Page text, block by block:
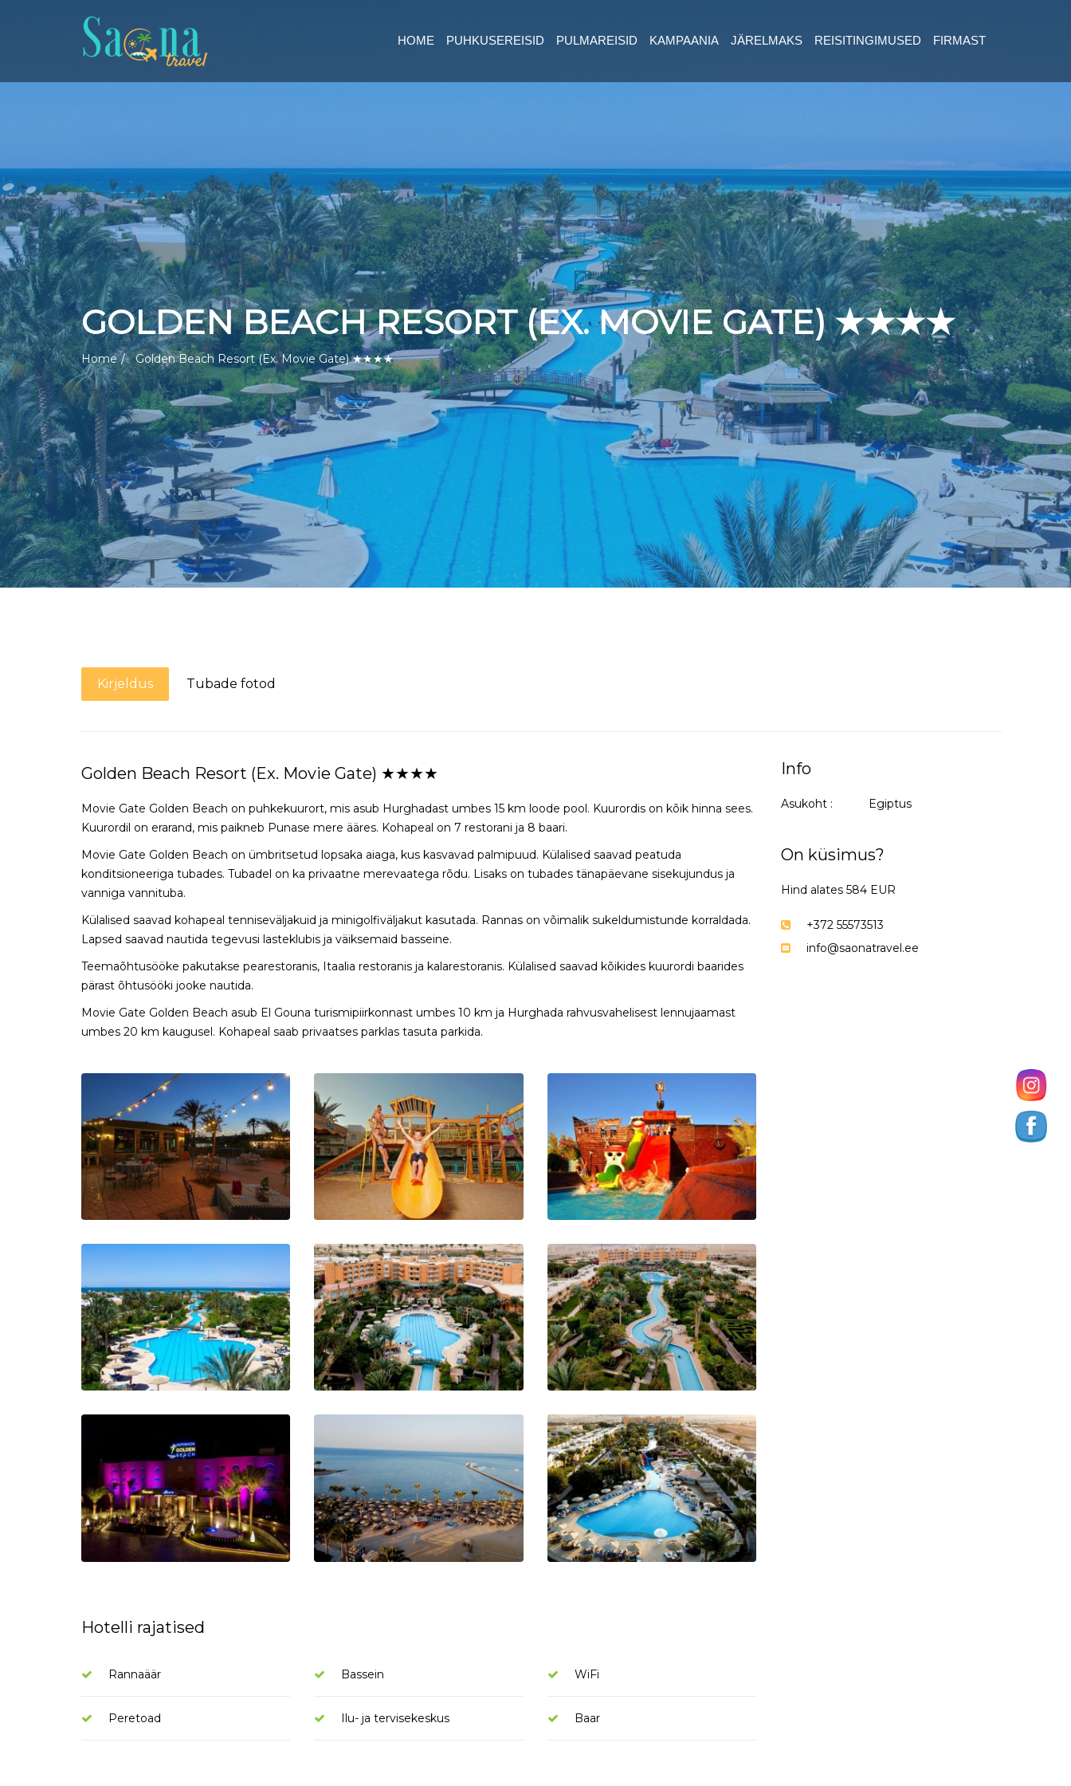
HOME PUHKUSEREISID PULMAREISID KAMPAANIA JÄRELMAKS REISITINGIMUSED FIRMAST
GOLDEN BEACH RESORT (EX. MOVIE GATE) ★★★★
Home Golden Beach Resort (Ex. Movie Gate) ★★★★
Kirjeldus Tubade fotod
Golden Beach Resort (Ex. Movie Gate) ★★★★
Movie Gate Golden Beach on puhkekuurort, mis asub Hurghadast umbes 15 km loode pool. Kuurordis on kõik hinna sees.
Kuurordil on erarand, mis paikneb Punase mere ääres. Kohapeal on 7 restorani ja 8 baari.
Movie Gate Golden Beach on ümbritsetud lopsaka aiaga, kus kasvavad palmipuud. Külalised saavad peatuda
konditsioneeriga tubades. Tubadel on ka privaatne merevaatega rõdu. Lisaks on tubades tänapäevane sisekujundus ja
vanniga vannituba.
Külalised saavad kohapeal tenniseväljakuid ja minigolfiväljakut kasutada. Rannas on võimalik sukeldumistunde korraldada.
Lapsed saavad nautida tegevusi lasteklubis ja väiksemaid basseine.
Teemaõhtusööke pakutakse pearestoranis, Itaalia restoranis ja kalarestoranis. Külalised saavad kõikides kuurordi baarides
pärast õhtusööki jooke nautida.
Movie Gate Golden Beach asub El Gouna turismipiirkonnast umbes 10 km ja Hurghada rahvusvahelisest lennujaamast
umbes 20 km kaugusel. Kohapeal saab privaatses parklas tasuta parkida.
Hotelli rajatised
Rannaäär Bassein WiFi
Peretoad Ilu- ja tervisekeskus Baar
Info
Asukoht : Egiptus
On küsimus?
Hind alates 584 EUR
+372 55573513
info@saonatravel.ee